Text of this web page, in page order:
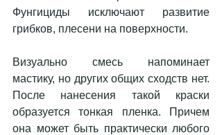
Фунгициды исключают развитие
грибков, плесени на поверхности.
Визуально смесь напоминает
мастику, но других общих сходств нет.
После нанесения такой краски
образуется тонкая пленка. Причем
она может быть практически любого